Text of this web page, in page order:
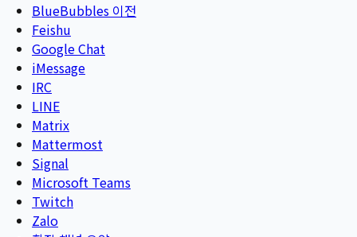
BlueBubbles 이전
Feishu
Google Chat
iMessage
IRC
LINE
Matrix
Mattermost
Signal
Microsoft Teams
Twitch
Zalo